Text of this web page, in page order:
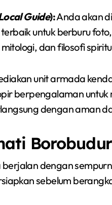
Guide):Anda akan
untuk berburu
dan filosofi
unit armada
berpengalaman
dengan aman
dengan
sebelum